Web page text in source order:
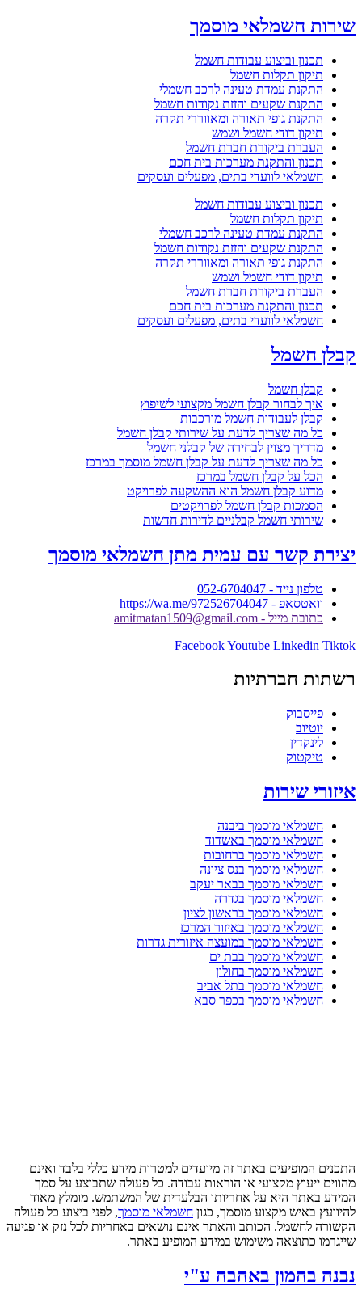
שירות חשמלאי מוסמך
תכנון וביצוע עבודות חשמל
תיקון תקלות חשמל
התקנת עמדת טעינה לרכב חשמלי
התקנת שקעים והזזת נקודות חשמל
התקנת גופי תאורה ומאווררי תקרה
תיקון דודי חשמל ושמש
העברת ביקורת חברת חשמל
תכנון והתקנת מערכות בית חכם
חשמלאי לוועדי בתים, מפעלים ועסקים
תכנון וביצוע עבודות חשמל
תיקון תקלות חשמל
התקנת עמדת טעינה לרכב חשמלי
התקנת שקעים והזזת נקודות חשמל
התקנת גופי תאורה ומאווררי תקרה
תיקון דודי חשמל ושמש
העברת ביקורת חברת חשמל
תכנון והתקנת מערכות בית חכם
חשמלאי לוועדי בתים, מפעלים ועסקים
קבלן חשמל
קבלן חשמל
איך לבחור קבלן חשמל מקצועי לשיפוץ
קבלן לעבודות חשמל מורכבות
כל מה שצריך לדעת על שירותי קבלן חשמל
מדריך מצוין לבחירה של קבלני חשמל
כל מה שצריך לדעת על קבלן חשמל מוסמך במרכז
הכל על קבלן חשמל במרכז
מדוע קבלן חשמל הוא ההשקעה לפרויקט
הסמכות קבלן חשמל לפרויקטים
שירותי חשמל קבלניים לדירות חדשות
יצירת קשר עם עמית מתן חשמלאי מוסמך
טלפון נייד - 052-6704047
וואטסאפ - https://wa.me/972526704047
כתובת מייל - amitmatan1509@gmail.com
FacebookYoutube Linkedin Tiktok
רשתות חברתיות
פייסבוק
יוטיוב
לינקדין
טיקטוק
איזורי שירות
חשמלאי מוסמך ביבנה
חשמלאי מוסמך באשדוד
חשמלאי מוסמך ברחובות
חשמלאי מוסמך בנס ציונה
חשמלאי מוסמך בבאר יעקב
חשמלאי מוסמך בגדרה
חשמלאי מוסמך בראשון לציון
חשמלאי מוסמך באיזור המרכז
חשמלאי מוסמך במועצה איזורית גדרות
חשמלאי מוסמך בבת ים
חשמלאי מוסמך בחולון
חשמלאי מוסמך בתל אביב
חשמלאי מוסמך בכפר סבא
התכנים המופיעים באתר זה מיועדים למטרות מידע כללי בלבד ואינם
מהווים ייעוץ מקצועי או הוראות עבודה. כל פעולה שתבוצע על סמך
המידע באתר היא על אחריותו הבלעדית של המשתמש. מומלץ מאוד
להיוועץ באיש מקצוע מוסמך, כגון חשמלאי מוסמך, לפני ביצוע כל פעולה
הקשורה לחשמל. הכותב והאתר אינם נושאים באחריות לכל נזק או פגיעה
שייגרמו כתוצאה משימוש במידע המופיע באתר.
נבנה בהמון באהבה ע"י